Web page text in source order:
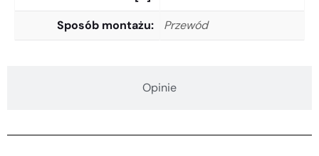
Opinie
Sposób montażu
Przewód